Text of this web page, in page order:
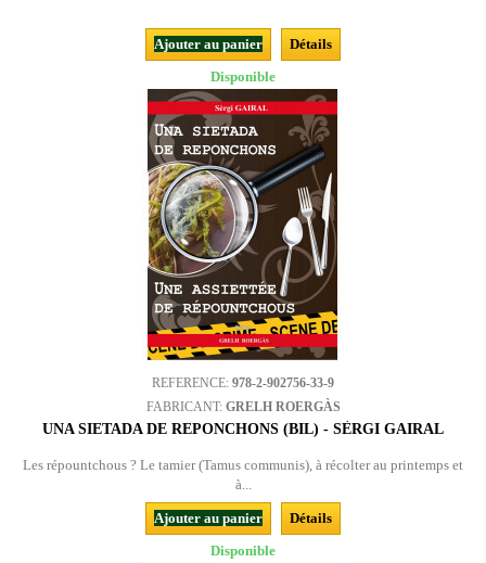
Ajouter au panier
Détails
Disponible
REFERENCE: 978-2-902756-33-9
FABRICANT: GRELH ROERGÀS
UNA SIETADA DE REPONCHONS (BIL) - SÈRGI GAIRAL
Les répountchous ? Le tamier (Tamus communis), à récolter au printemps et
à...
Ajouter au panier
Détails
Disponible